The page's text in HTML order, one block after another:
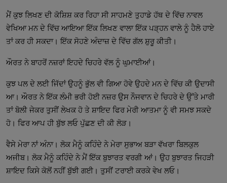
ਮੈਂ ਕੁਝ ਲਿਖਣ ਦੀ ਕੋਸ਼ਿਸ਼ ਕਰ ਰਿਹਾ ਸੀ ਸਾਹਮਣੇ ਤੁਹਾਡੇ ਹੱਥ ਦੇ ਵਿੱਚ ਨਾਵਲ
ਵੇਖਿਆ ਮਨ ਦੇ ਵਿੱਚ ਆਇਆ ਇੱਕ ਲਿਖਣ ਵਾਲਾ ਇੱਕ ਪੜ੍ਹਨ ਵਾਲੇ ਨੂੰ ਹੈਲੋ ਹਾਏ
ਤਾਂ ਕਰ ਹੀ ਸਕਦਾ। ਇੱਕ ਸੋਹਣੇ ਅੰਦਾਜ਼ ਦੇ ਵਿੱਚ ਗੱਲ ਸ਼ੁਰੂ ਕੀਤੀ।
ਔਰਤ ਨੇ ਬਾਹਰੋਂ ਨਜ਼ਰਾਂ ਇਹਦੇ ਚਿਹਰੇ ਵੱਲ ਨੂੰ ਘੁਮਾਈਆਂ।
ਕੁਝ ਪਲ ਦੇ ਲਈ ਜਿੱਦਾਂ ਉਹਨੂੰ ਭੁੱਲ ਵੀ ਗਿਆ ਹੋਵੇ ਉਹਦੇ ਮਨ ਦੇ ਵਿੱਚ ਕੀ ਉਦਾਸੀ
ਆ। ਔਰਤ ਨੇ ਇੱਕ ਲੰਮੀ ਭਰੀ ਹੋਈ ਨਜ਼ਰ ਉਸ ਨੌਜਵਾਨ ਦੇ ਚਿਹਰੇ ਦੇ ਉੱਤੇ ਮਾਰੀ
ਤਾਂ ਬੋਲੀ ਜੇਕਰ ਤੁਸੀਂ ਲੇਖਕ ਹੋ ਤੇ ਸ਼ਾਇਦ ਫਿਰ ਮੇਰੀ ਆਤਮਾ ਨੂੰ ਵੀ ਸਮਝ ਸਕਦੇ
ਹੋ। ਫਿਰ ਆਪ ਹੀ ਬੁੱਝ ਲਓ ਪੁੱਛਣ ਦੀ ਕੀ ਲੋੜ।
ਵੈਸੇ ਮੇਰਾ ਨਾਂ ਅੰਨਾ। ਲੋਕ ਮੈਨੂੰ ਕਹਿੰਦੇ ਨੇ ਮੇਰਾ ਸੁਭਾਅ ਬੜਾ ਵੱਖਰਾ ਬਿਲਕੁਲ
ਅਜੀਬ। ਲੋਕ ਮੈਨੂੰ ਕਹਿੰਦੇ ਨੇ ਮੈਂ ਇੱਕ ਬੁਝਾਰਤ ਵਰਗੀ ਆਂ। ਉਹ ਬੁਝਾਰਤ ਜਿਹੜੀ
ਸ਼ਾਇਦ ਕਿਸੇ ਕੋਲੋਂ ਨਹੀਂ ਬੁੱਝੀ ਗਈ। ਤੁਸੀਂ ਟਰਾਈ ਕਰਕੇ ਵੇਖ ਲਓ।